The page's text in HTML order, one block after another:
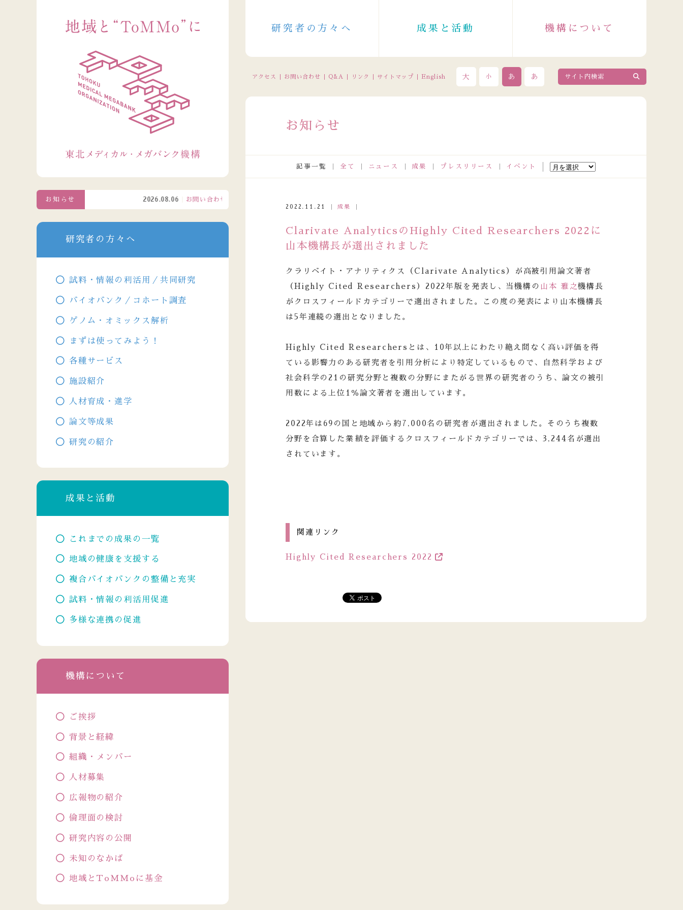
研究者の方々へ 成果と活動 機構について
アクセス お問い合わせ Q&A リンク サイトマップ English 大 小 あ あ
お知らせ
記事一覧 全て ニュース 成果 プレスリリース イベント
2022.11.21 成果
Clarivate AnalyticsのHighly Cited Researchers 2022に
山本機構長が選出されました
クラリベイト・アナリティクス（Clarivate Analytics）が高被引用論文著者
（Highly Cited Researchers）2022年版を発表し、当機構の 山本 雅之機構長
がクロスフィールドカテゴリーで選出されました。この度の発表により山本機構長
は5年連続の選出となりました。
Highly Cited Researchersとは、10年以上にわたり絶え間なく高い評価を得
ている影響力のある研究者を引用分析により特定しているもので、自然科学および
社会科学の21の研究分野と複数の分野にまたがる世界の研究者のうち、論文の被引
用数による上位1％論文著者を選出しています。
2022年は69の国と地域から約7,000名の研究者が選出されました。そのうち複数
分野を合算した業績を評価するクロスフィールドカテゴリーでは、3,244名が選出
されています。
関連リンク
Highly Cited Researchers 2022
お知らせ 2026.08.06 お問い合わせ窓口電話受付の休止について（2026/8/11～8/16（一部8/10～））
研究者の方々へ
試料・情報の利活用／共同研究
バイオバンク／コホート調査
ゲノム・オミックス解析
まずは使ってみよう！
各種サービス
施設紹介
人材育成・進学
論文等成果
研究の紹介
成果と活動
これまでの成果の一覧
地域の健康を支援する
複合バイオバンクの整備と充実
試料・情報の利活用促進
多様な連携の促進
機構について
ご挨拶
背景と経緯
組織・メンバー
人材募集
広報物の紹介
倫理面の検討
研究内容の公開
未知のなかば
地域とToMMoに基金